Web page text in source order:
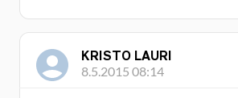
KRISTO LAURI
8.5.2015 08:14